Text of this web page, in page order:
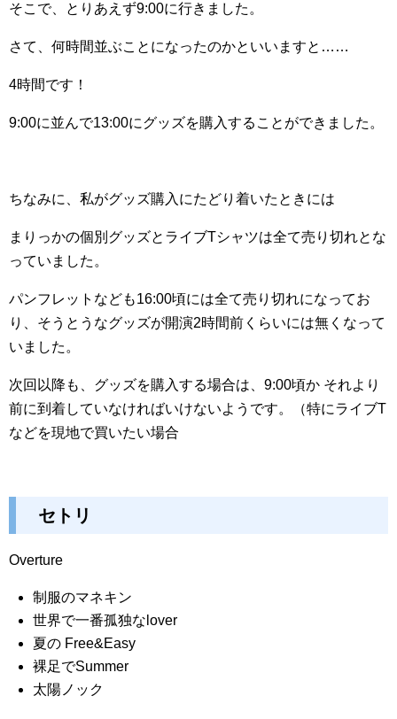
そこで、とりあえず9:00に行きました。
さて、何時間並ぶことになったのかといいますと……
4時間です！
9:00に並んで13:00にグッズを購入することができました。
ちなみに、私がグッズ購入にたどり着いたときには
まりっかの個別グッズとライブTシャツは全て売り切れとな
っていました。
パンフレットなども16:00頃には全て売り切れになってお
り、そうとうなグッズが開演2時間前くらいには無くなって
いました。
次回以降も、グッズを購入する場合は、9:00頃か それより
前に到着していなければいけないようです。（特にライブT
などを現地で買いたい場合
セトリ
Overture
制服のマネキン
世界で一番孤独なlover
夏の Free&Easy
裸足でSummer
太陽ノック